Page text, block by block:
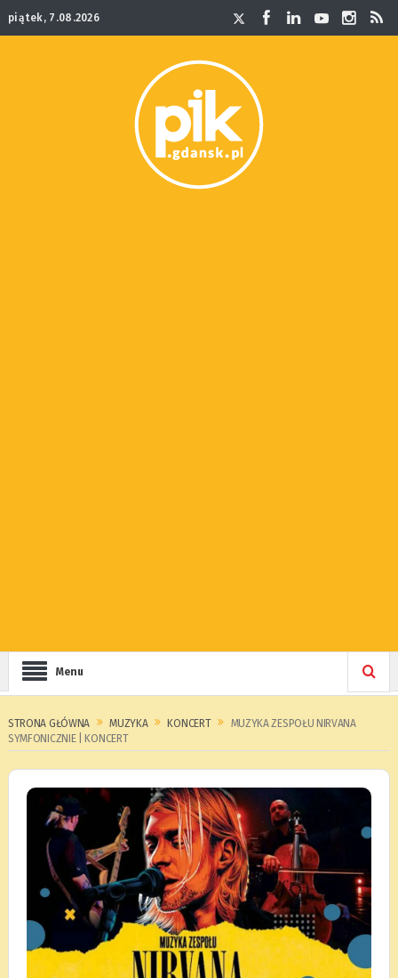
piątek, 7.08.2026
Menu
STRONA GŁÓWNA MUZYKA KONCERT
MUZYKA ZESPOŁU NIRVANA
SYMFONICZNIE | KONCERT